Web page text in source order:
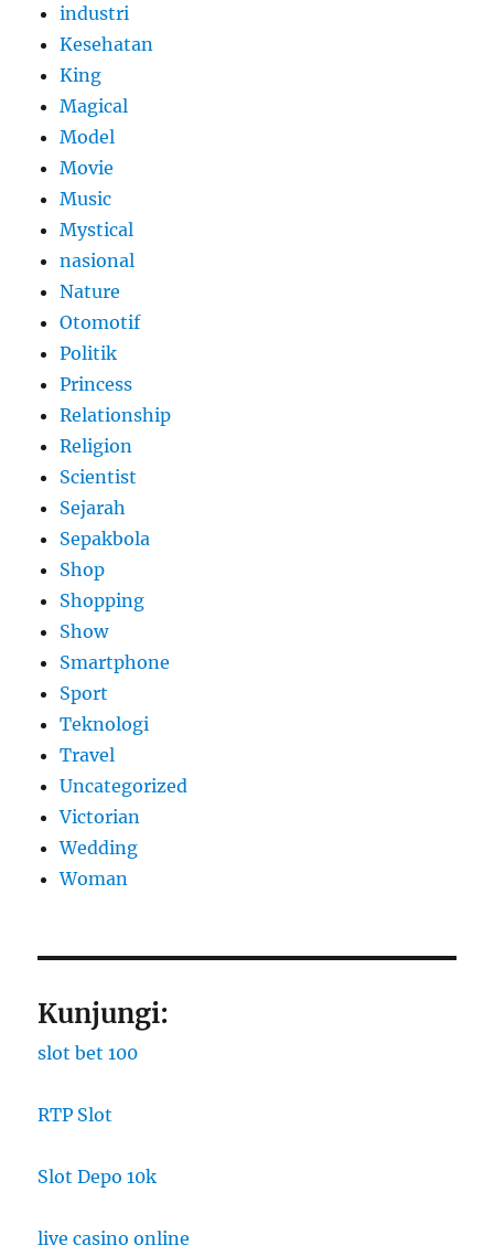
industri
Kesehatan
King
Magical
Model
Movie
Music
Mystical
nasional
Nature
Otomotif
Politik
Princess
Relationship
Religion
Scientist
Sejarah
Sepakbola
Shop
Shopping
Show
Smartphone
Sport
Teknologi
Travel
Uncategorized
Victorian
Wedding
Woman
Kunjungi:
slot bet 100
RTP Slot
Slot Depo 10k
live casino online